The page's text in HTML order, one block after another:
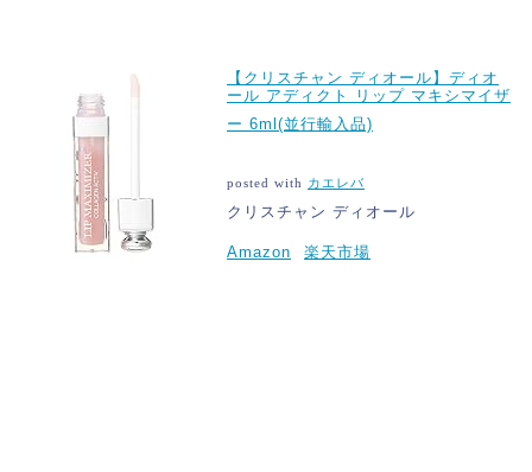
【クリスチャン ディオール】ディオ
ール アディクト リップ マキシマイザ
ー 6ml(並行輸入品)
posted with カエレバ
クリスチャン ディオール
Amazon 楽天市場